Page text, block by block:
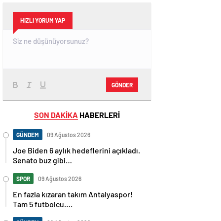
HIZLI YORUM YAP
GÖNDER
SON DAKİKA HABERLERİ
GÜNDEM 09 Ağustos 2026
Joe Biden 6 aylık hedeflerini açıkladı.
Senato buz gibi…
SPOR 09 Ağustos 2026
En fazla kızaran takım Antalyaspor!
Tam 5 futbolcu….